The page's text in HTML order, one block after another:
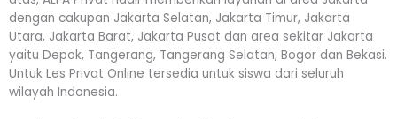
dengan cakupan Jakarta Selatan, Jakarta Timur, Jakarta
Utara, Jakarta Barat, Jakarta Pusat dan area sekitar Jakarta
yaitu Depok, Tangerang, Tangerang Selatan, Bogor dan Bekasi.
Untuk Les Privat Online tersedia untuk siswa dari seluruh
wilayah Indonesia.